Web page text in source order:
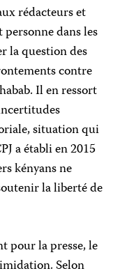
rédacteurs et
dans les
la question des
contre
Il en ressort
situation qui
a établi en 2015
kényans ne
la liberté de
pour la presse, le
Selon